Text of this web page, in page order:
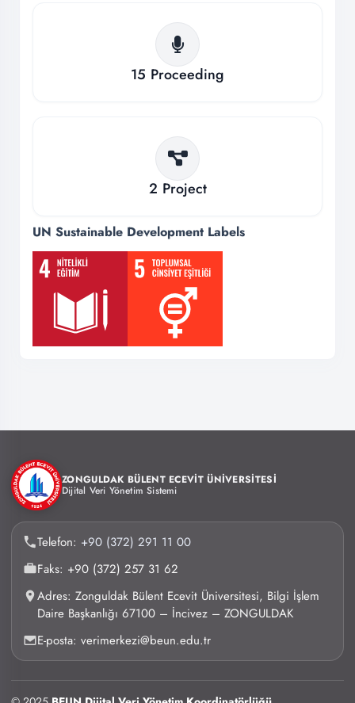
15 Proceeding
2 Project
UN Sustainable Development Labels
ZONGULDAK BÜLENT ECEVİT ÜNİVERSİTESİ
Dijital Veri Yönetim Sistemi
Telefon: +90 (372) 291 11 00
Faks: +90 (372) 257 31 62
Adres: Zonguldak Bülent Ecevit Üniversitesi, Bilgi İşlem
Daire Başkanlığı 67100 – İncivez – ZONGULDAK
E-posta: verimerkezi@beun.edu.tr